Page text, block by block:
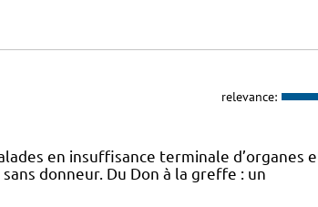
relevance:
en insuffisance terminale d’organes
donneur. Du Don à la greffe : un